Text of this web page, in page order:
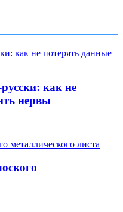
как не
нервы